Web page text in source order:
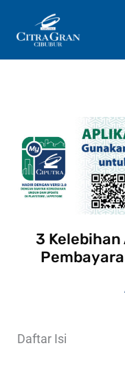
content
3
Daftar Isi